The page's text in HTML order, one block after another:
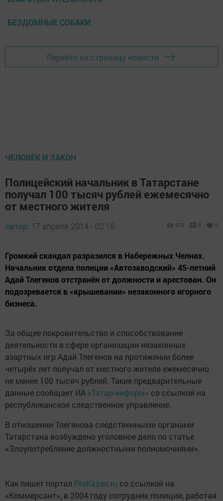
БЕЗДОМНЫЕ СОБАКИ
Перейти на страницу новости
ЧЕЛОВЕК И ЗАКОН
Полицейский начальник в Татарстане
получал 100 тысяч рублей ежемесячно
от местного жителя
Автор, 17 апреля 2014 - 02:16 929 0 0
Громкий скандал разразился в Набережных Челнах.
Начальник отдела полиции «Автозаводский» 45-летний
Адай Тлегенов отстранён от должности и арестован. Он
подозревается в «крышевании» незаконного игорного
бизнеса.
За общее покровительство и способствование
деятельности в сфере организации незаконных
азартных игр Адай Тлегенов на протяжении более
четырёх лет получал от местного жителя ежемесячно
не менее 100 тысяч рублей. Такие предварительные
данные сообщает ИА «Татар-информ» со ссылкой на
республиканское следственное управление.
В отношении Тлегенова следственными органами
Татарстана возбуждено уголовное дело по статье
«Злоупотребление должностными полномочиями».
Как пишет портал ProKazan.ru со ссылкой на
«Коммерсант», в 2004 году сотрудник полиции, работая